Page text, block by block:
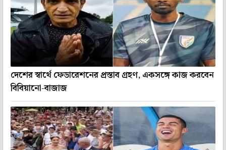
দেশের স্বার্থে ফেডারেশনের প্রস্তাব গ্রহণ, একসঙ্গে কাজ করবেন
বিবিয়ানো-বাজাজ